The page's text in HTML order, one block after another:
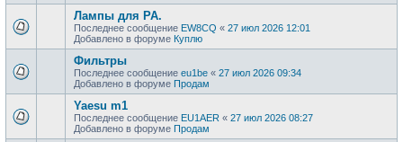
Лампы для РА.
Последнее сообщение EW8CQ « 27 июл 2026 12:01
Добавлено в форуме Куплю
Фильтры
Последнее сообщение eu1be « 27 июл 2026 09:34
Добавлено в форуме Продам
Yaesu m1
Последнее сообщение EU1AER « 27 июл 2026 08:27
Добавлено в форуме Продам